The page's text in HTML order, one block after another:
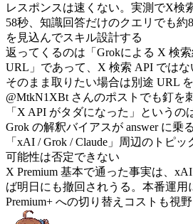
レスポンスは速くない。実測でX検
58秒、知識回答だけのクエリでも約
を見込んでスキル設計する
返ってくるのは「Grokによる X 検
URL」であって、X 検索 API では
そのまま取りたい場合は別途 URL
@MtkN1XBt さんのポストでも釘を
「X API がタダになった」というの
Grok の解釈バイアスが answer に乗
「xAI / Grok / Claude」周辺のトピ
可能性は否定できない
X Premium 基本で通った事実は、
ば明日にも撤回されうる。本番運用
Premium+ への切り替えコストも視